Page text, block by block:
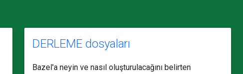
DERLEME dosyaları
Bazel'a neyin ve nasıl oluşturulacağını belirten